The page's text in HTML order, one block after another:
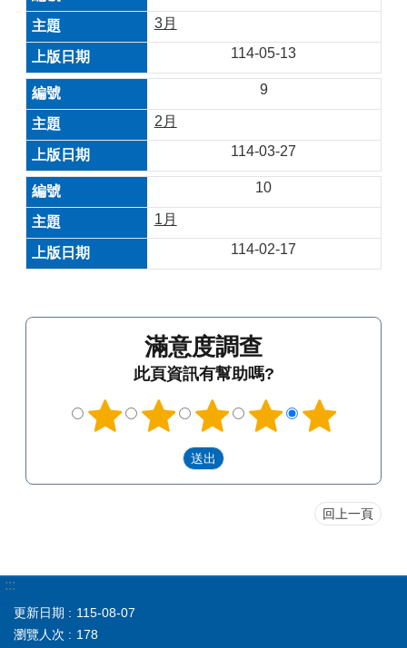
3月
114-05-13
9
2月
114-03-27
10
1月
114-02-17
滿意度調查
此頁資訊有幫助嗎?
回上一頁
:::
更新日期
115-08-07
瀏覽人次
178